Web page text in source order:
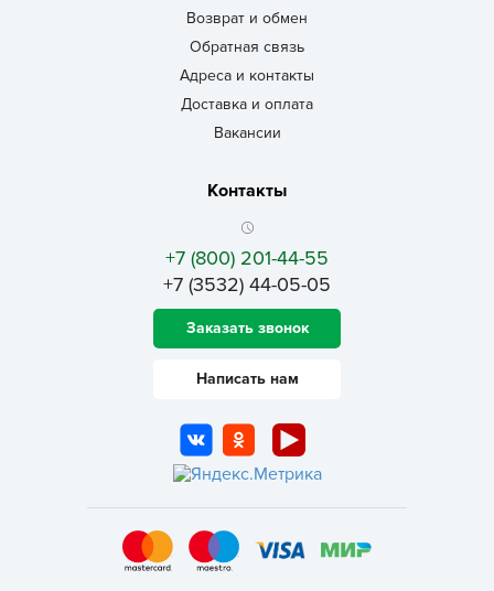
Возврат и обмен
Обратная связь
Адреса и контакты
Доставка и оплата
Вакансии
Контакты
+7 (800) 201-44-55
+7 (3532) 44-05-05
Заказать звонок
Написать нам